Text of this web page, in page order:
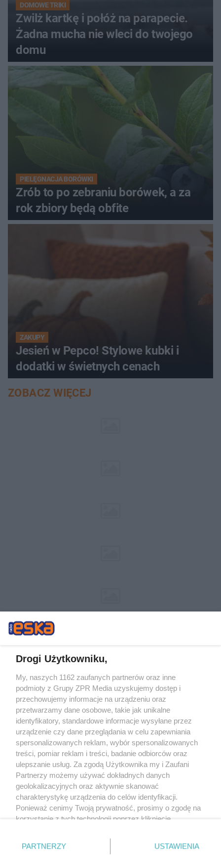
DOMOWE TRIKI
Zwilż kartkę i połóż na parapecie.
Żadna mucha nie wleci do twojego
domu
PIELĘGNACJA BORÓWKI
Zrób to po zebraniu borówek, a za
rok zbiory będą obfite
ZAKUPY
Jesień w Pepco! Stylowe kubki i
dodatki w świetnych cenach
ZOBACZ WIĘCEJ
Żaden utwór zamieszczony w serwisie nie może być powielany i
rozpowszechniany lub dalej rozpowszechniany w jakikolwiek sposób (w
tym także elektroniczny lub mechaniczny) na jakimkolwiek polu
eksploatacji w jakiejkolwiek formie, włącznie z umieszczaniem w Internecie
bez pisemnej zgody właściciela praw. Jakiekolwiek użycie lub
wykorzystanie utworów w całości lub w części z naruszeniem prawa, tzn.
bez właściwej zgody, jest zabronione pod groźbą kary i może być ścigane
prawnie.
O nas
Drogi Użytkowniku,
My, naszych 1162 zaufanych partnerów oraz inne
podmioty z Grupy ZPR Media uzyskujemy dostęp i
przechowujemy informacje na urządzeniu oraz
przetwarzamy dane osobowe, takie jak unikalne
identyfikatory, standardowe informacje wysyłane przez
urządzenie czy dane przeglądania w celu zapewniania
spersonalizowanych reklam, wybór spersonalizowanych
treści, pomiar reklam i treści, badanie odbiorców oraz
ulepszanie usług. Za zgodą Użytkownika my i Zaufani
Partnerzy możemy używać dokładnych danych
geolokalizacyjnych oraz aktywnie skanować
charakterystykę urządzenia do celów identyfikacji.
Ponieważ cenimy Twoją prywatność, prosimy o zgodę na
korzystanie z tych technologii poprzez kliknięcie
zmienić/wycofać klikając przycisk ustawień prywatności
znajdujący się w lewym dolnym rogu strony
PARTNERZY USTAWIENIA